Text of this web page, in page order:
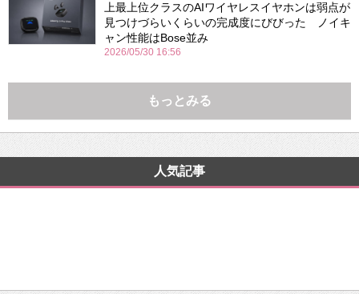
上最上位クラスのAIワイヤレスイヤホンは弱点が
見つけづらいくらいの完成度にびびった ノイキ
ャン性能はBose並み
2026/05/30 16:56
もっとみる
人気記事